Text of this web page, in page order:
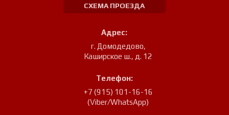
СХЕМА ПРОЕЗДА
Адрес:
г. Домодедово,
Каширское ш., д. 12
Телефон:
+7 (915) 101-16-16
(Viber/WhatsApp)